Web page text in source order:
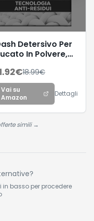
Detersivo Per
In Polvere,
anti
rimuove le
macchie, efficace a
brevi e a freddo
€18.99€
Vai su
Amazon
Dettagli
simili →
in basso per procedere